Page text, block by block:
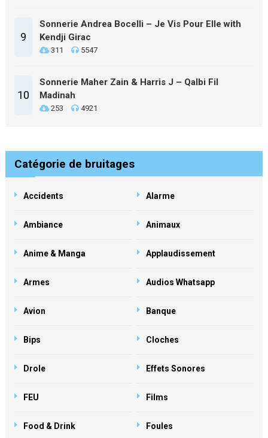
9
Sonnerie Andrea Bocelli – Je Vis Pour Elle with
Kendji Girac
311 5547
10
Sonnerie Maher Zain & Harris J – Qalbi Fil
Madinah
253 4921
Catégorie de bruitages
Accidents Alarme
Ambiance Animaux
Anime & Manga Applaudissement
Armes Audios Whatsapp
Avion Banque
Bips Cloches
Drole Effets Sonores
FEU Films
Food & Drink Foules